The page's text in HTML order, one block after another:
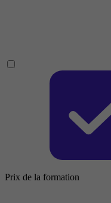
Prix de la formation